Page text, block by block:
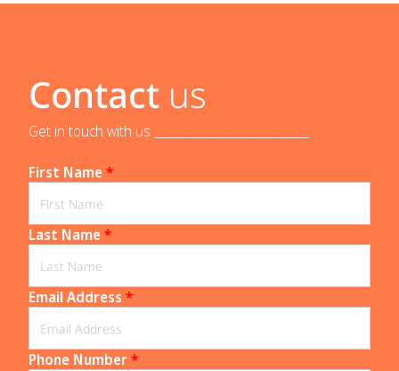
Contact us
Get in touch with us _____________________________
First Name*
Last Name*
Email Address *
Phone Number*